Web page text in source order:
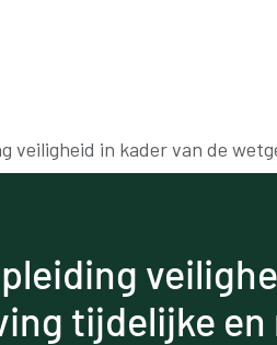
veiligheid in kader van de
tijdelijke